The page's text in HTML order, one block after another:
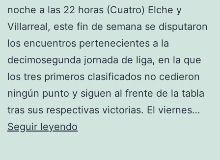
noche a las 22 horas (Cuatro) Elche y
Villarreal, este fin de semana se disputaron
los encuentros pertenecientes a la
decimosegunda jornada de liga, en la que
los tres primeros clasificados no cedieron
ningún punto y siguen al frente de la tabla
tras sus respectivas victorias. El viernes…
Seguir leyendo